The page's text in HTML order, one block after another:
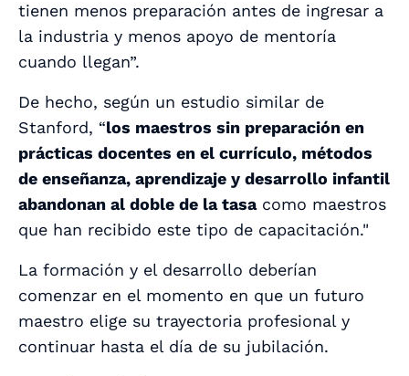
tienen menos preparación antes de ingresar a
la industria y menos apoyo de mentoría
cuando llegan”.
De hecho, según un estudio similar de
Stanford, “los maestros sin preparación en
prácticas docentes en el currículo, métodos
de enseñanza, aprendizaje y desarrollo infantil
abandonan al doble de la tasacomo maestros
que han recibido este tipo de capacitación."
La formación y el desarrollo deberían
comenzar en el momento en que un futuro
maestro elige su trayectoria profesional y
continuar hasta el día de su jubilación.